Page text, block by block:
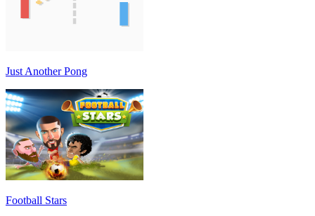
Just Another Pong
Football Stars